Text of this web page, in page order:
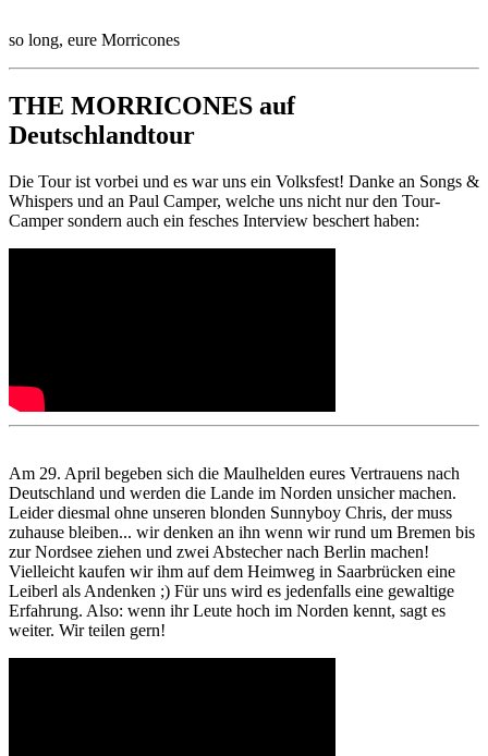
so long, eure Morricones
THE MORRICONES auf
Deutschlandtour
Die Tour ist vorbei und es war uns ein Volksfest! Danke an Songs &
Whispers und an Paul Camper, welche uns nicht nur den Tour-
Camper sondern auch ein fesches Interview beschert haben:
Am 29. April begeben sich die Maulhelden eures Vertrauens nach
Deutschland und werden die Lande im Norden unsicher machen.
Leider diesmal ohne unseren blonden Sunnyboy Chris, der muss
zuhause bleiben... wir denken an ihn wenn wir rund um Bremen bis
zur Nordsee ziehen und zwei Abstecher nach Berlin machen!
Vielleicht kaufen wir ihm auf dem Heimweg in Saarbrücken eine
Leiberl als Andenken ;) Für uns wird es jedenfalls eine gewaltige
Erfahrung. Also: wenn ihr Leute hoch im Norden kennt, sagt es
weiter. Wir teilen gern!